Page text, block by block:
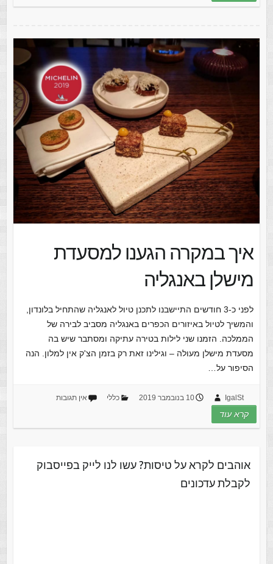
איך במקרה הגענו למסעדת
מישלן באנגליה
לפני כ-3 חודשים התיישבנו לתכנן טיול לאנגליה שהתחיל בלונדון,
והמשיך לטיול באיזורים הכפרים באנגליה מסביב לבירה של
הממלכה. הזמנו שני לילות בטירה עתיקה ומסתבר שיש בה
מסעדת מישלן מעולה – וגילינו זאת רק בזמן הצ'ק אין למלון. הנה
הסיפור על…
IgalSt 10 בנובמבר 2019 כללי אין תגובות
קרא עוד
אוהבים לקרא על טיסות? עשו לנו לייק בפייסבוק
לקבלת עדכונים